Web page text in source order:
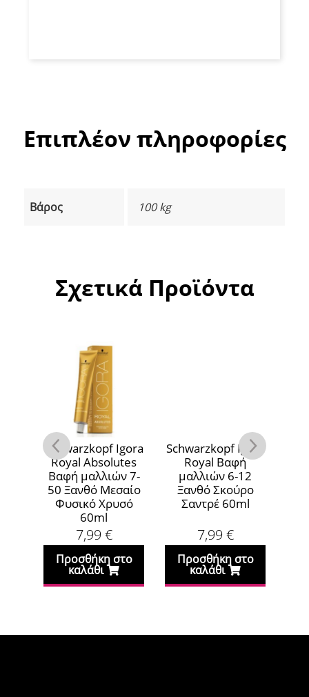
Επιπλέον πληροφορίες
Βάρος 100 kg
Σχετικά Προϊόντα
Schwarzkopf Igora
Royal Absolutes
Βαφή μαλλιών 7-
50 Ξανθό Μεσαίο
Φυσικό Χρυσό
60ml
7,99 €
Προσθήκη στο
καλάθι
Schwarzkopf Igora
Royal Βαφή
μαλλιών 6-12
Ξανθό Σκούρο
Σαντρέ 60ml
7,99 €
Προσθήκη στο
καλάθι